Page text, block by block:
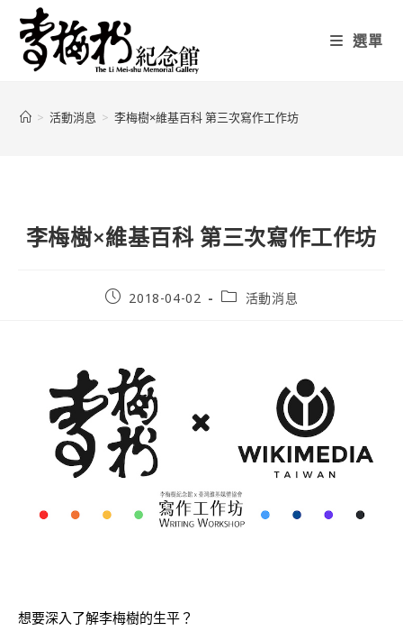
選單
> 活動消息 > 李梅樹×維基百科 第三次寫作工作坊
李梅樹×維基百科 第三次寫作工作坊
2018-04-02 活動消息
想要深入了解李梅樹的生平？